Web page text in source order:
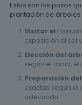
Estos son los pasos
plantación de
Visitar el
exposición al sol
Elección del
según el clima, el
Preparación del
exactas según el
adecuada.